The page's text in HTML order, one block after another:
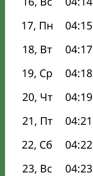
17, Пн
04:15
18, Вт
04:17
19, Ср
04:18
20, Чт
04:19
21, Пт
04:21
22, Сб
04:22
23, Вс
04:23